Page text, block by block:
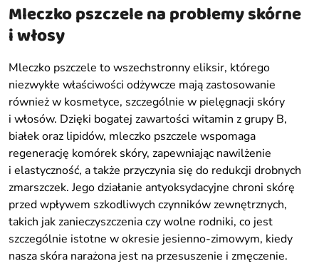
Mleczko pszczele na problemy skórne
i włosy
Mleczko pszczele to wszechstronny eliksir, którego
niezwykłe właściwości odżywcze mają zastosowanie
również w kosmetyce, szczególnie w pielęgnacji skóry
i włosów. Dzięki bogatej zawartości witamin z grupy B,
białek oraz lipidów, mleczko pszczele wspomaga
regenerację komórek skóry, zapewniając nawilżenie
i elastyczność, a także przyczynia się do redukcji drobnych
zmarszczek. Jego działanie antyoksydacyjne chroni skórę
przed wpływem szkodliwych czynników zewnętrznych,
takich jak zanieczyszczenia czy wolne rodniki, co jest
szczególnie istotne w okresie jesienno-zimowym, kiedy
nasza skóra narażona jest na przesuszenie i zmęczenie.